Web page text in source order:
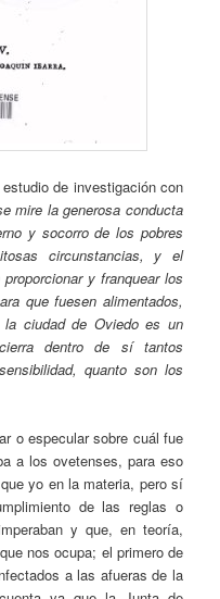
de investigación con
mire la generosa conducta
y socorro de los pobres
circunstancias, y el
y franquear los
que fuesen alimentados,
ciudad de Oviedo es un
dentro de sí tantos
quanto son los
o especular sobre cuál fue
a los ovetenses, para eso
yo en la materia, pero sí
de las reglas o
y que, en teoría,
nos ocupa; el primero de
a las afueras de la